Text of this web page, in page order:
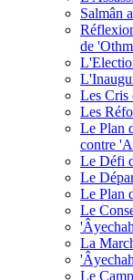
Salmân
de
Les Cris
Les
Le Plan
contre
Le Défi
Le
Le Plan
Le
La
Le